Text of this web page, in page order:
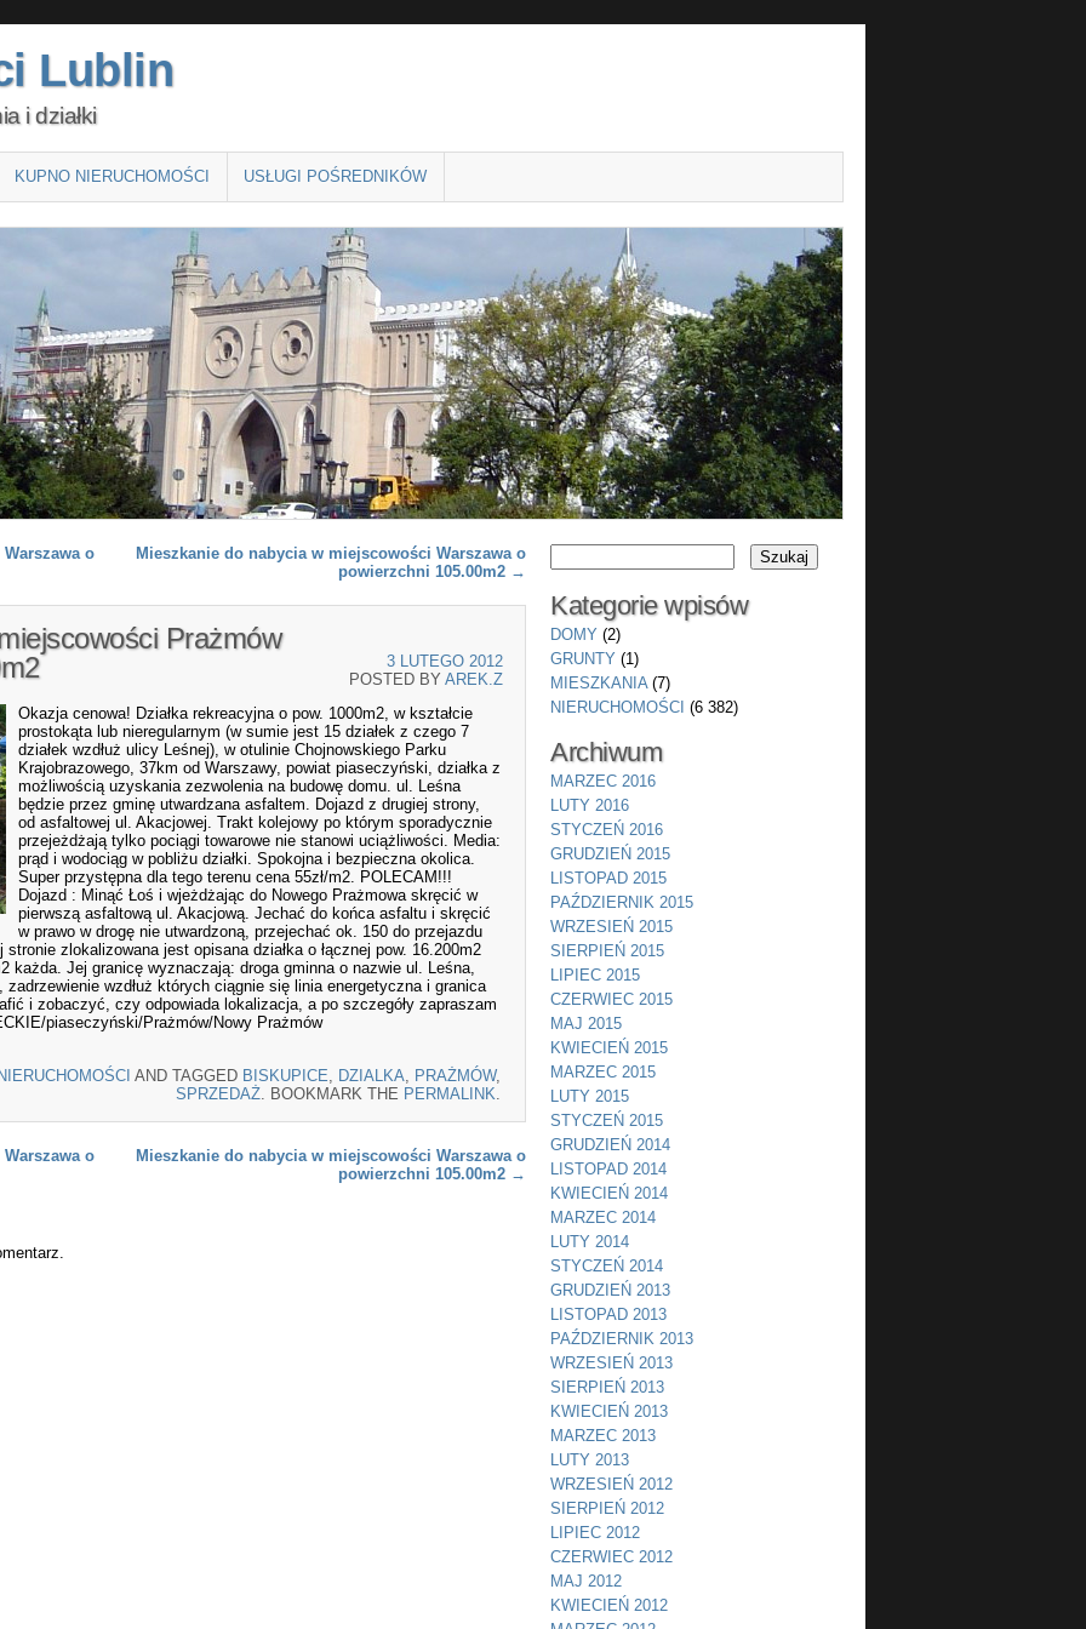
Lublin
i działki
KUPNO NIERUCHOMOŚCI USŁUGI POŚREDNIKÓW
o
Mieszkanie do nabycia w miejscowości Warszawa o
powierzchni 105.00m2 →
Prażmów
3 LUTEGO 2012
POSTED BY AREK.Z
Okazja cenowa! Działka rekreacyjna o pow. 1000m2, w kształcie
prostokąta lub nieregularnym (w sumie jest 15 działek z czego 7
działek wzdłuż ulicy Leśnej), w otulinie Chojnowskiego Parku
Krajobrazowego, 37km od Warszawy, powiat piaseczyński, działka z
możliwością uzyskania zezwolenia na budowę domu. ul. Leśna
będzie przez gminę utwardzana asfaltem. Dojazd z drugiej strony,
od asfaltowej ul. Akacjowej. Trakt kolejowy po którym sporadycznie
przejeżdżają tylko pociągi towarowe nie stanowi uciążliwości. Media:
prąd i wodociąg w pobliżu działki. Spokojna i bezpieczna okolica.
Super przystępna dla tego terenu cena 55zł/m2. POLECAM!!!
Dojazd : Minąć Łoś i wjeżdżając do Nowego Prażmowa skręcić w
pierwszą asfaltową ul. Akacjową. Jechać do końca asfaltu i skręcić
w prawo w drogę nie utwardzoną, przejechać ok. 150 do przejazdu
zlokalizowana jest opisana działka o łącznej pow. 16.200m2
każda. Jej granicę wyznaczają: droga gminna o nazwie ul. Leśna,
zadrzewienie wzdłuż których ciągnie się linia energetyczna i granica
i zobaczyć, czy odpowiada lokalizacja, a po szczegóły zapraszam
piaseczyński/Prażmów/Nowy Prażmów
NIERUCHOMOŚCI AND TAGGED BISKUPICE DZIALKA PRAŻMÓW,
SPRZEDAŻ . BOOKMARK THE PERMALINK
o
Mieszkanie do nabycia w miejscowości Warszawa o
powierzchni 105.00m2 →
Kategorie wpisów
DOMY (2)
GRUNTY (1)
MIESZKANIA(7)
NIERUCHOMOŚCI (6 382)
Archiwum
MARZEC 2016
LUTY 2016
STYCZEŃ 2016
GRUDZIEŃ 2015
LISTOPAD 2015
PAŹDZIERNIK 2015
WRZESIEŃ 2015
SIERPIEŃ 2015
LIPIEC 2015
CZERWIEC 2015
MAJ 2015
KWIECIEŃ 2015
MARZEC 2015
LUTY 2015
STYCZEŃ 2015
GRUDZIEŃ 2014
LISTOPAD 2014
KWIECIEŃ 2014
MARZEC 2014
LUTY 2014
STYCZEŃ 2014
GRUDZIEŃ 2013
LISTOPAD 2013
PAŹDZIERNIK 2013
WRZESIEŃ 2013
SIERPIEŃ 2013
KWIECIEŃ 2013
MARZEC 2013
LUTY 2013
WRZESIEŃ 2012
SIERPIEŃ 2012
LIPIEC 2012
CZERWIEC 2012
MAJ 2012
KWIECIEŃ 2012